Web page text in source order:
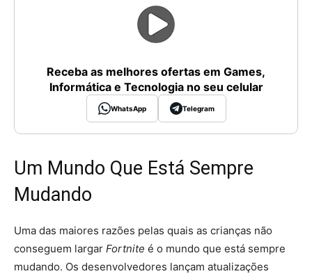
Receba as melhores ofertas em Games,
Informática e Tecnologia no seu celular
WhatsApp Telegram
Um Mundo Que Está Sempre
Mudando
Uma das maiores razões pelas quais as crianças não
conseguem largar Fortnite é o mundo que está sempre
mudando. Os desenvolvedores lançam atualizações